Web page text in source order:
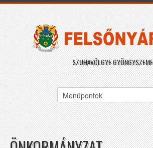
SZUHAVÖLGYE GYÖNGYSZEME